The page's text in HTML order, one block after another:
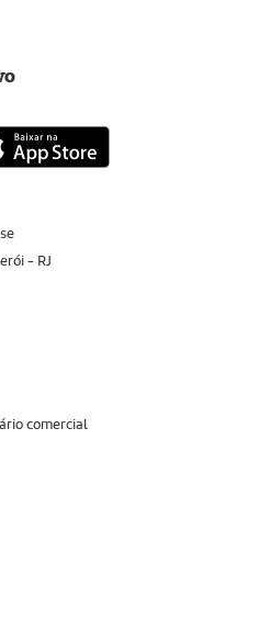
- RJ
comercial